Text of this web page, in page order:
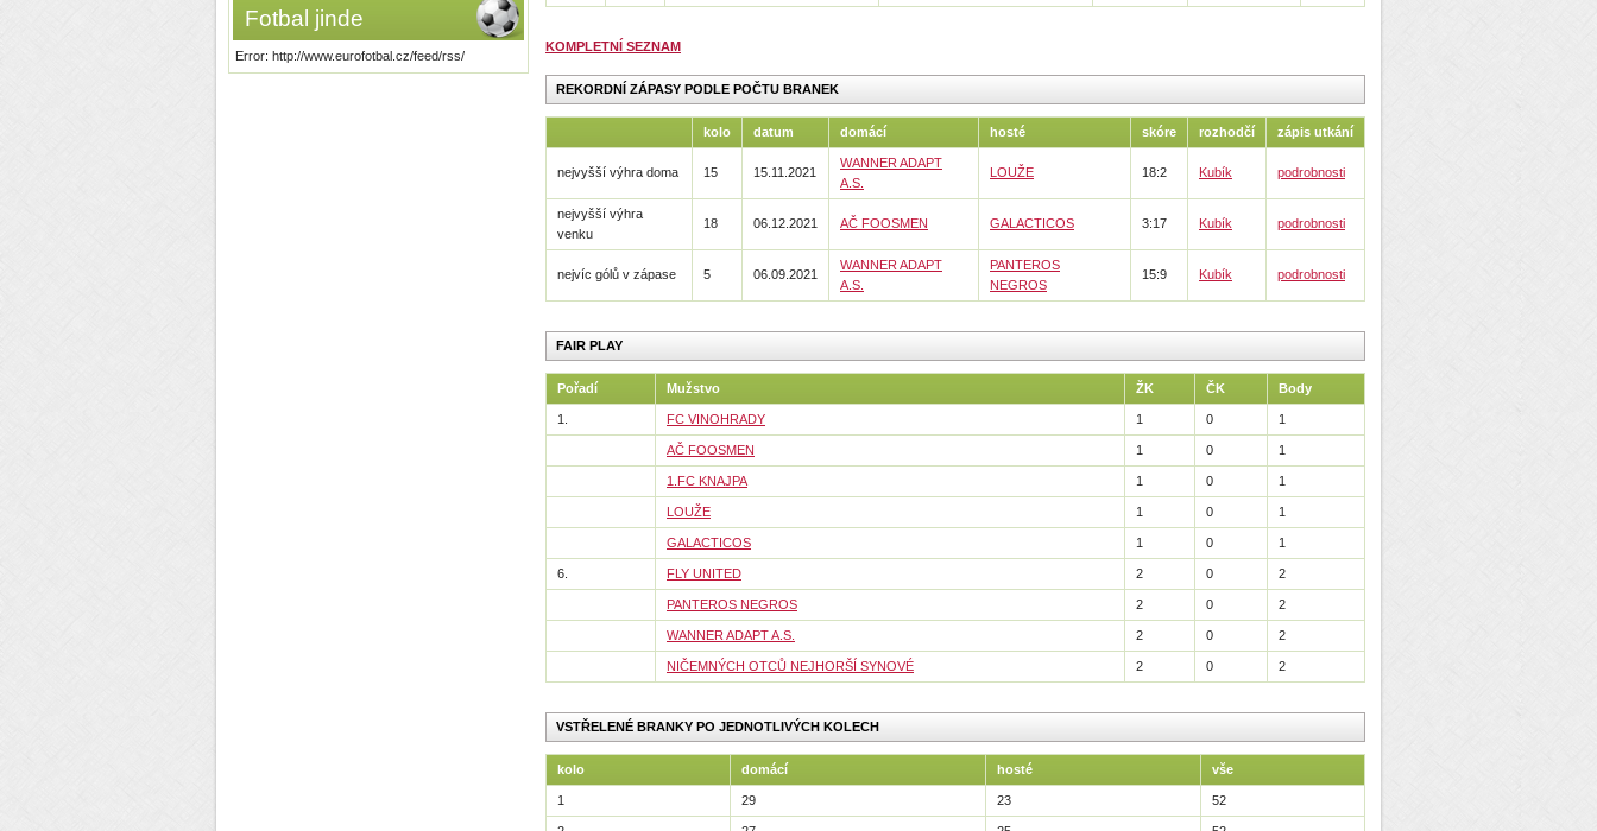
Fotbal jinde
Error: http://www.eurofotbal.cz/feed/rss/
KOMPLETNÍ SEZNAM
REKORDNÍ ZÁPASY PODLE POČTU BRANEK
kolo datum domácí hosté skóre rozhodčí zápis utkání
nejvyšší výhra doma 15 15.11.2021
WANNER ADAPT
A.S.
LOUŽE 18:2 Kubík podrobnosti
nejvyšší výhra
venku
18 06.12.2021 AČ FOOSMEN GALACTICOS 3:17 Kubík podrobnosti
nejvíc gólů v zápase 5 06.09.2021
WANNER ADAPT
A.S.
PANTEROS
NEGROS
15:9 Kubík podrobnosti
FAIR PLAY
Pořadí Mužstvo ŽK ČK Body
1. FC VINOHRADY 1 0 1
AČ FOOSMEN 1 0 1
1.FC KNAJPA 1 0 1
LOUŽE 1 0 1
GALACTICOS 1 0 1
6. FLY UNITED 2 0 2
PANTEROS NEGROS 2 0 2
WANNER ADAPT A.S. 2 0 2
NIČEMNÝCH OTCŮ NEJHORŠÍ SYNOVÉ 2 0 2
VSTŘELENÉ BRANKY PO JEDNOTLIVÝCH KOLECH
kolo domácí hosté vše
1 29 23 52